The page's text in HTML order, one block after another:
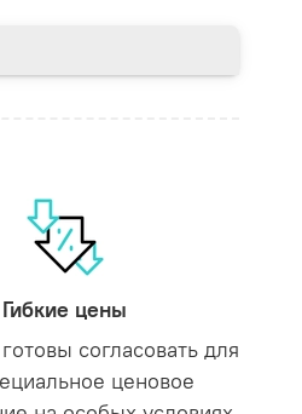
Гибкие цены
согласовать для
ценовое